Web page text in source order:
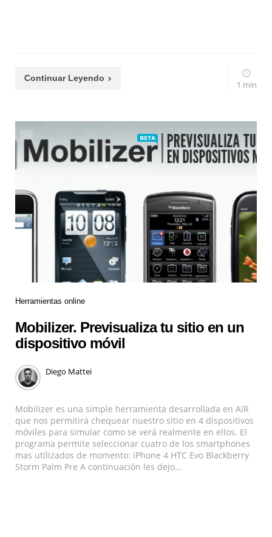
Continuar Leyendo
1 min
Herramientas online
Mobilizer. Previsualiza tu sitio en un
dispositivo móvil
Diego Mattei
Mobilizer es una simple herramienta desarrollada en AIR
que nos permitirá chequear nuestro sitio en 4 dispositivos
móviles para simular como se verá realmente en ellos. El
programa permite seleccionar cuatro de los smartphones
mas utilizados de momento: iPhone 4 HTC Evo Blackberry
Storm Palm Pre A continuación les dejo...